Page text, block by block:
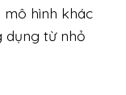
mô hình khác
dụng từ nhỏ